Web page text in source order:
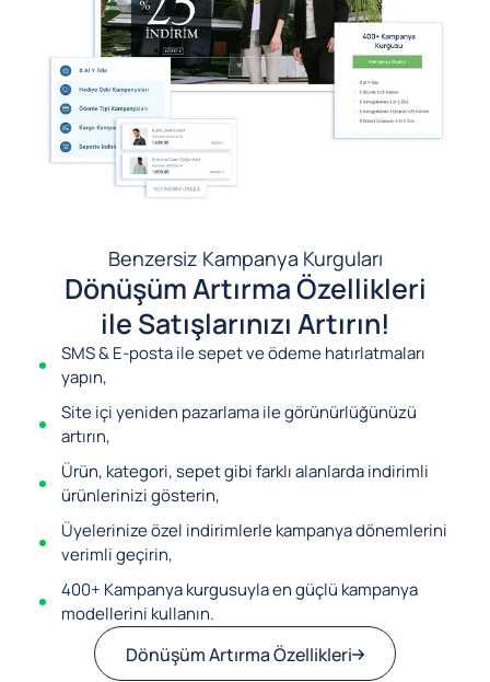
Benzersiz Kampanya Kurguları
Dönüşüm Artırma Özellikleri
ile Satışlarınızı Artırın!
SMS & E-posta ile sepet ve ödeme hatırlatmaları
yapın,
Site içi yeniden pazarlama ile görünürlüğünüzü
artırın,
Ürün, kategori, sepet gibi farklı alanlarda indirimli
ürünlerinizi gösterin,
Üyelerinize özel indirimlerle kampanya dönemlerini
verimli geçirin,
400+ Kampanya kurgusuyla en güçlü kampanya
modellerini kullanın.
Dönüşüm Artırma Özellikleri